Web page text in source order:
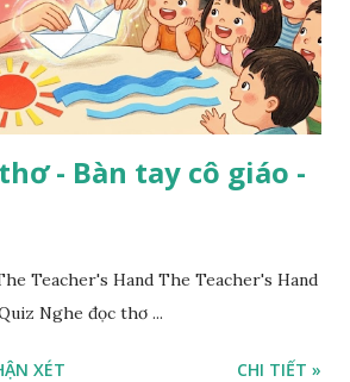
- Bàn tay cô giáo -
Teacher's Hand The Teacher's Hand
Nghe đọc thơ ...
XÉT CHI TIẾT »